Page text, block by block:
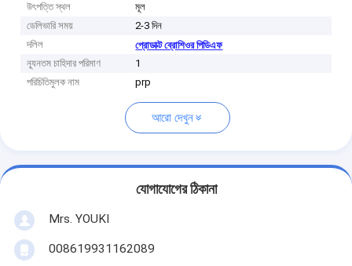
উৎপত্তি স্থল
মূল
ডেলিভারি সময়
2-3 দিন
দলিল
প্রোডাক্ট ব্রোশিওর পিডিএফ
ন্যূনতম চাহিদার পরিমাণ
1
পরিচিতিমুলক নাম
prp
আরো দেখুন
যোগাযোগের ঠিকানা
Mrs. YOUKI
008619931162089